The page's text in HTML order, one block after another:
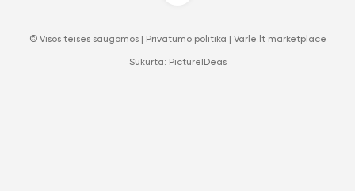
© Visos teisės saugomos | Privatumo politika Varle.lt marketplace
Sukurta: PictureIDeas